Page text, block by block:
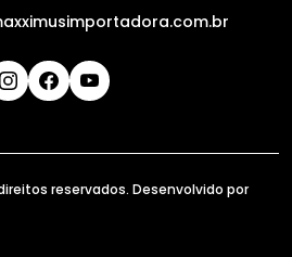
reservados. Desenvolvido por